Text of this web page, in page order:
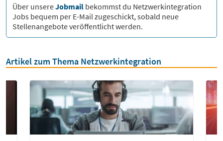
Über unsereJobmail bekommst du Netzwerkintegration
Jobs bequem per E-Mail zugeschickt, sobald neue
Stellenangebote veröffentlicht werden.
Artikel zum Thema Netzwerkintegration